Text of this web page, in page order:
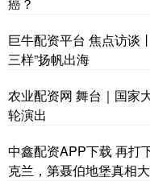
癌？
巨牛配资平台 焦点访谈
三样”扬帆出海
农业配资网 舞台｜国家
轮演出
中鑫配资APP下载 再打
克兰，第聂伯地堡真相